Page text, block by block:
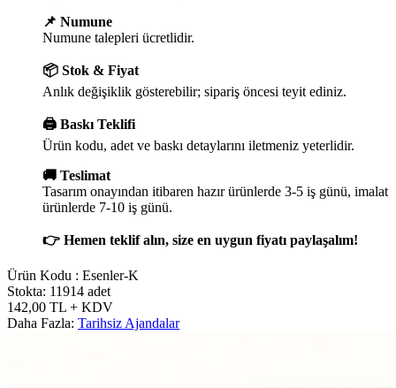
📌 Numune
Numune talepleri ücretlidir.
📦 Stok & Fiyat
Anlık değişiklik gösterebilir; sipariş öncesi teyit ediniz.
🖨️ Baskı Teklifi
Ürün kodu, adet ve baskı detaylarını iletmeniz yeterlidir.
🚚 Teslimat
Tasarım onayından itibaren hazır ürünlerde 3-5 iş günü, imalat
ürünlerde 7-10 iş günü.
👉 Hemen teklif alın, size en uygun fiyatı paylaşalım!
Ürün Kodu : Esenler-K
Stokta: 11914 adet
142,00 TL + KDV
Daha Fazla: Tarihsiz Ajandalar